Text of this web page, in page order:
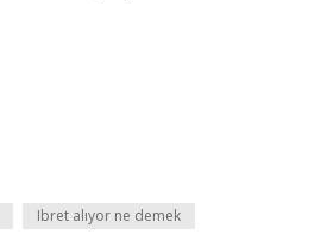
Ibret alıyor ne demek